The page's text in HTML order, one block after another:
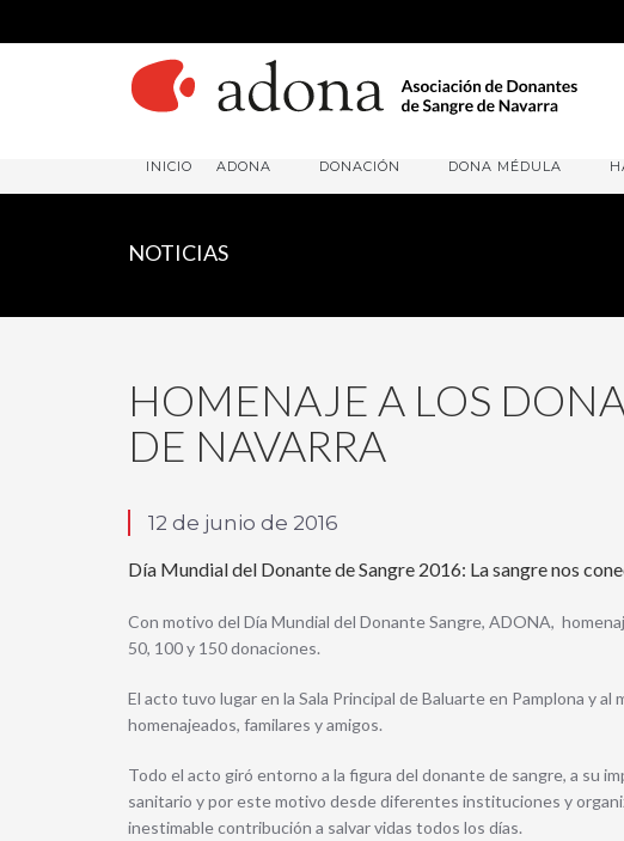
INICIO ADONA DONACIÓN DONA MÉDULA
NOTICIAS
HOMENAJE A LOS
DE NAVARRA
12 de junio de 2016
Día Mundial del Donante de Sangre 2016: La sangre nos
Con motivo del Día Mundial del Donante Sangre, ADONA,
50, 100 y 150 donaciones.
El acto tuvo lugar en la Sala Principal de Baluarte en Pamplona y
homenajeados, familares y amigos.
Todo el acto giró entorno a la figura del donante de sangre, a su
sanitario y por este motivo desde diferentes instituciones y
inestimable contribución a salvar vidas todos los días.